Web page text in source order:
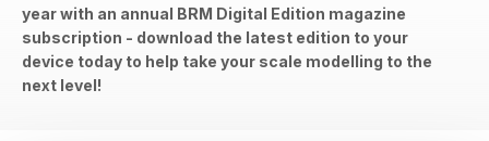
year with an annual BRM Digital Edition magazine
subscription - download the latest edition to your
device today to help take your scale modelling to the
next level!